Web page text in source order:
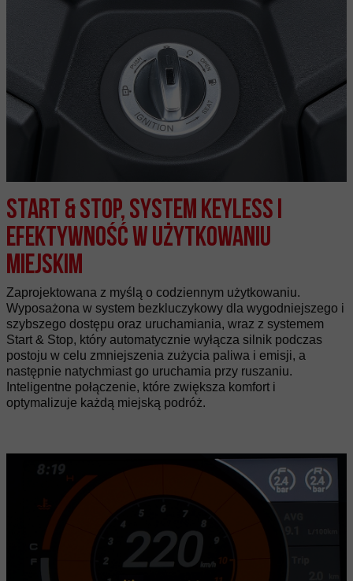
Start & Stop, system keyless i
efektywność w użytkowaniu
miejskim
Zaprojektowana z myślą o codziennym użytkowaniu.
Wyposażona w system bezkluczykowy dla wygodniejszego i
szybszego dostępu oraz uruchamiania, wraz z systemem
Start & Stop, który automatycznie wyłącza silnik podczas
postoju w celu zmniejszenia zużycia paliwa i emisji, a
następnie natychmiast go uruchamia przy ruszaniu.
Inteligentne połączenie, które zwiększa komfort i
optymalizuje każdą miejską podróż.